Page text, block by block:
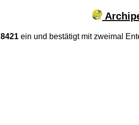
8421ein und bestätigt mit zweimal